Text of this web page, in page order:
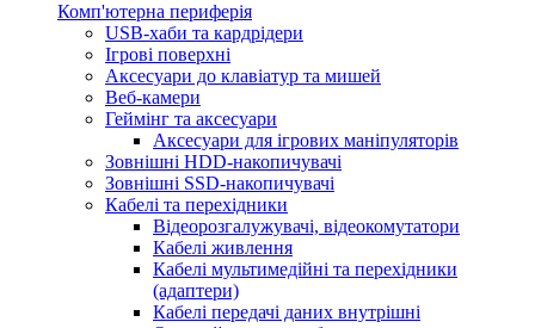
Комп'ютерна периферія
USB-хаби та кардрідери
Ігрові поверхні
Аксесуари до клавіатур та мишей
Веб-камери
Геймінг та аксесуари
Аксесуари для ігрових маніпуляторів
Зовнішні HDD-накопичувачі
Зовнішні SSD-накопичувачі
Кабелі та перехідники
Відеорозгалужувачі, відеокомутатори
Кабелі живлення
Кабелі мультимедійні та перехідники
(адаптери)
Кабелі передачі даних внутрішні